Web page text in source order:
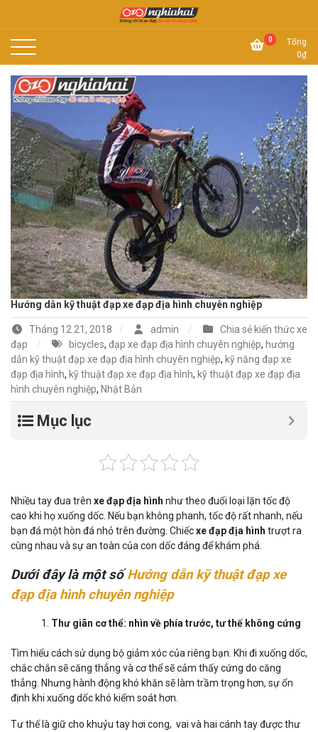
Xe đạp Nhật Nghĩa Hải 0
Tổng
0₫
Hướng dẫn kỹ thuật đạp xe đạp địa hình chuyên nghiệp
Tháng 12 21, 2018 admin
Chia sẻ kiến thức xe
đạp
bicycles, đạp xe đạp địa hình chuyên nghiệp, hướng
dẫn kỹ thuật đạp xe đạp địa hình chuyên nghiệp, kỹ năng đạp xe
đạp địa hình, kỹ thuật đạp xe đạp địa hình, kỹ thuật đạp xe đạp địa
hình chuyên nghiệp, Nhật Bản
Mục lục
Nhiều tay đua trên xe đạp địa hình như theo đuổi loại lặn tốc độ
cao khi họ xuống dốc. Nếu bạn không phanh, tốc độ rất nhanh, nếu
bạn đá một hòn đá nhỏ trên đường. Chiếcxe đạp địa hình trượt ra
cùng nhau và sự an toàn của con dốc đáng để khám phá.
Dưới đây là một sốHướng dẫn kỹ thuật đạp xe
đạp địa hình chuyên nghiệp
Thư giãn cơ thể: nhìn về phía trước, tư thế không cứng
Tìm hiểu cách sử dụng bộ giảm xóc của riêng bạn. Khi đi xuống dốc,
chắc chắn sẽ căng thẳng và cơ thể sẽ cảm thấy cứng do căng
thẳng. Nhưng hành động khó khăn sẽ làm trầm trọng hơn, sự ổn
định khi xuống dốc khó kiểm soát hơn.
Tư thế là giữ cho khuỷu tay hơi cong, vai và hai cánh tay được thư